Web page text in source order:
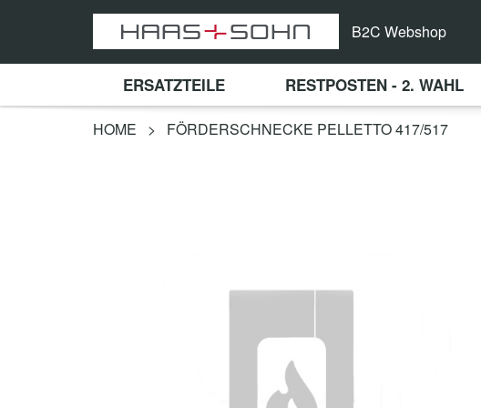
B2C Webshop
ERSATZTEILE RESTPOSTEN - 2. WAHL
HOME > FÖRDERSCHNECKE PELLETTO 417/517